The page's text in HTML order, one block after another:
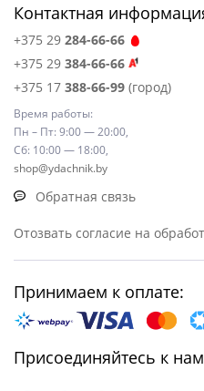
Контактная
+375 29 284-66-66
+375 29 384-66-66
+375 17 388-66-99 (город)
Время работы:
Пн – Пт: 9:00 — 20:00,
Сб: 10:00 — 18:00,
shop@ydachnik.by
Обратная связь
Отозвать согласие на
Принимаем к оплате:
Присоединяйтесь к